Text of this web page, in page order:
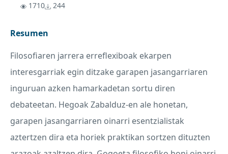
1710 244
Resumen
Filosofiaren jarrera erreflexiboak ekarpen
interesgarriak egin ditzake garapen jasangarriaren
inguruan azken hamarkadetan sortu diren
debateetan. Hegoak Zabalduz-en ale honetan,
garapen jasangarriaren oinarri esentzialistak
aztertzen dira eta horiek praktikan sortzen dituzten